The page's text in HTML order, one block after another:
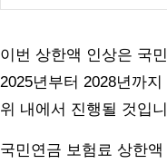
이번 상한액 인상은 국
2025년부터 2028년까
위 내에서 진행될 것입
국민연금 보험료 상한